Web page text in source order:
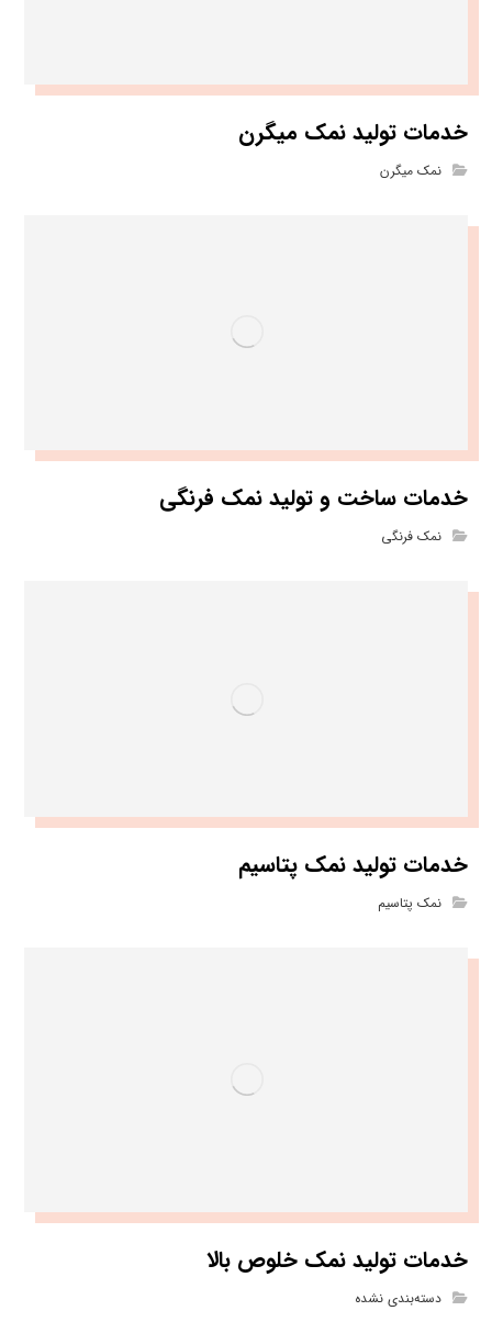
خدمات تولید نمک میگرن
نمک میگرن
خدمات ساخت و تولید نمک فرنگی
نمک فرنگی
خدمات تولید نمک پتاسیم
نمک پتاسیم
خدمات تولید نمک خلوص بالا
دسته‌بندی نشده